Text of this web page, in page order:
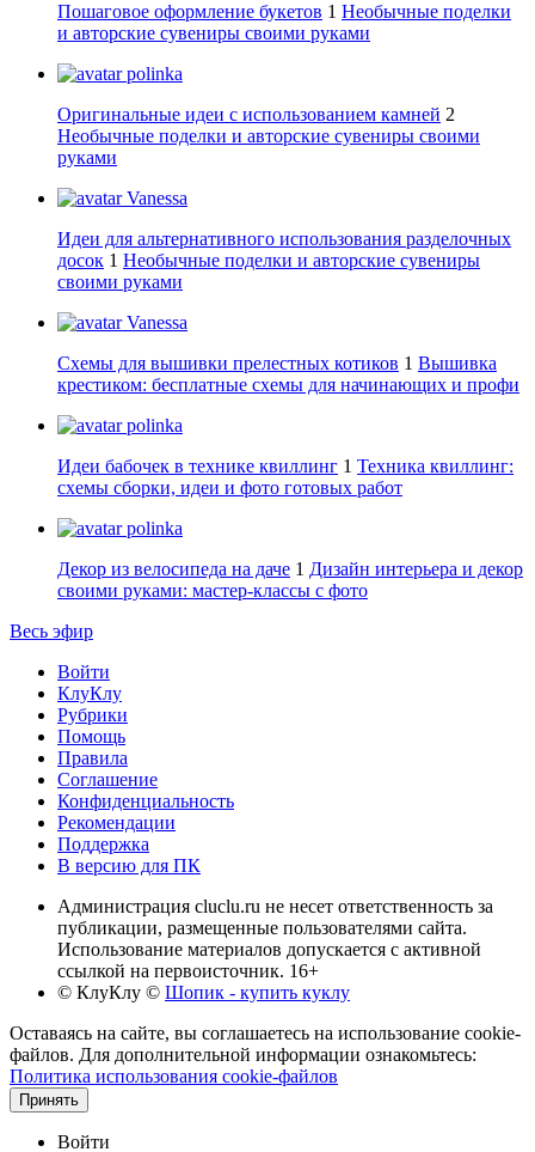
Пошаговое оформление букетов 1 Необычные поделки
и авторские сувениры своими руками
polinka
Оригинальные идеи с использованием камней 2
Необычные поделки и авторские сувениры своими
руками
Vanessa
Идеи для альтернативного использования разделочных
досок 1 Необычные поделки и авторские сувениры
своими руками
Vanessa
Схемы для вышивки прелестных котиков 1 Вышивка
крестиком: бесплатные схемы для начинающих и профи
polinka
Идеи бабочек в технике квиллинг 1 Техника квиллинг:
схемы сборки, идеи и фото готовых работ
polinka
Декор из велосипеда на даче 1 Дизайн интерьера и декор
своими руками: мастер-классы с фото
Весь эфир
Войти
КлуКлу
Рубрики
Помощь
Правила
Соглашение
Конфиденциальность
Рекомендации
Поддержка
В версию для ПК
Администрация cluclu.ru не несет ответственность за
публикации, размещенные пользователями сайта.
Использование материалов допускается с активной
ссылкой на первоисточник. 16+
© КлуКлу © Шопик - купить куклу
Оставаясь на сайте, вы соглашаетесь на использование cookie-
файлов. Для дополнительной информации ознакомьтесь:
Политика использования cookie-файлов
Принять
Войти